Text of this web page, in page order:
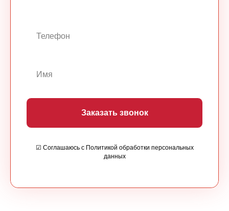
Заказать звонок
☑ Соглашаюсь с Политикой обработки персональных
данных